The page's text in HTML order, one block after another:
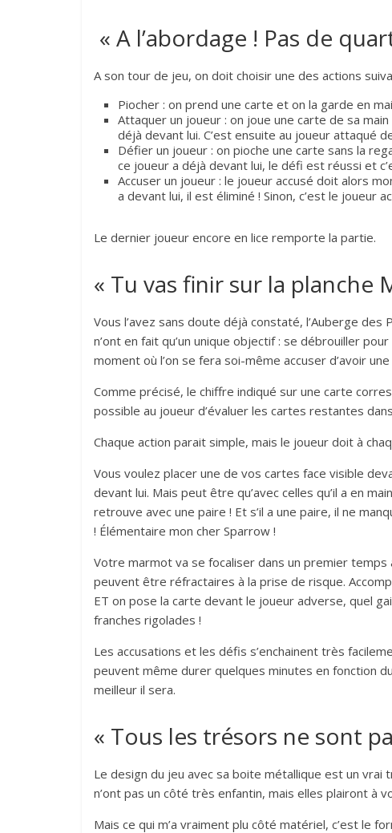
« A l’abordage ! Pas de
A son tour de jeu, on doit choisir une des actions
Piocher : on prend une carte et on la garde en
Attaquer un joueur : on joue une carte de sa
déjà devant lui. C’est ensuite au joueur attaqué
Défier un joueur : on pioche une carte sans la
ce joueur a déjà devant lui, le défi est réussi et
Accuser un joueur : le joueur accusé doit alors
a devant lui, il est éliminé ! Sinon, c’est le joueur
Le dernier joueur encore en lice remporte la partie.
« Tu vas finir sur la planche
Vous l’avez sans doute déjà constaté, l’Auberge
n’ont en fait qu’un unique objectif : se débrouiller
moment où l’on se fera soi-même accuser d’avoir
Comme précisé, le chiffre indiqué sur une carte
possible au joueur d’évaluer les cartes restantes
Chaque action parait simple, mais le joueur doit à
Vous voulez placer une de vos cartes face visible
devant lui. Mais peut être qu’avec celles qu’il a en
retrouve avec une paire ! Et s’il a une paire, il ne
! Élémentaire mon cher Sparrow !
Votre marmot va se focaliser dans un premier
peuvent être réfractaires à la prise de risque.
ET on pose la carte devant le joueur adverse, quel
franches rigolades !
Les accusations et les défis s’enchainent très
peuvent même durer quelques minutes en fonction
meilleur il sera.
« Tous les trésors ne sont
Le design du jeu avec sa boite métallique est un
n’ont pas un côté très enfantin, mais elles plairont à
Mais ce qui m’a vraiment plu côté matériel, c’est le